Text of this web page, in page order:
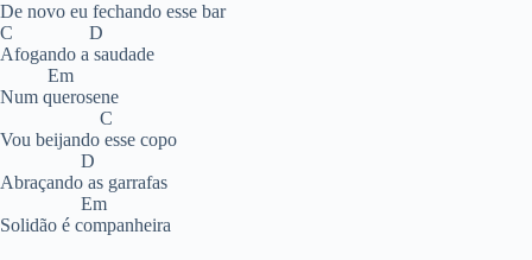
De novo eu fechando esse bar
C D
Afogando a saudade
Em
Num querosene
C
Vou beijando esse copo
D
Abraçando as garrafas
Em
Solidão é companheira